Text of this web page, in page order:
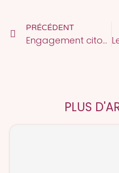
PRÉCÉDENT
Engagement citoyen
PLUS